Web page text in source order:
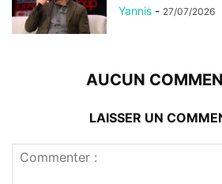
Yannis - 27/07/2026
AUCUN
LAISSER UN